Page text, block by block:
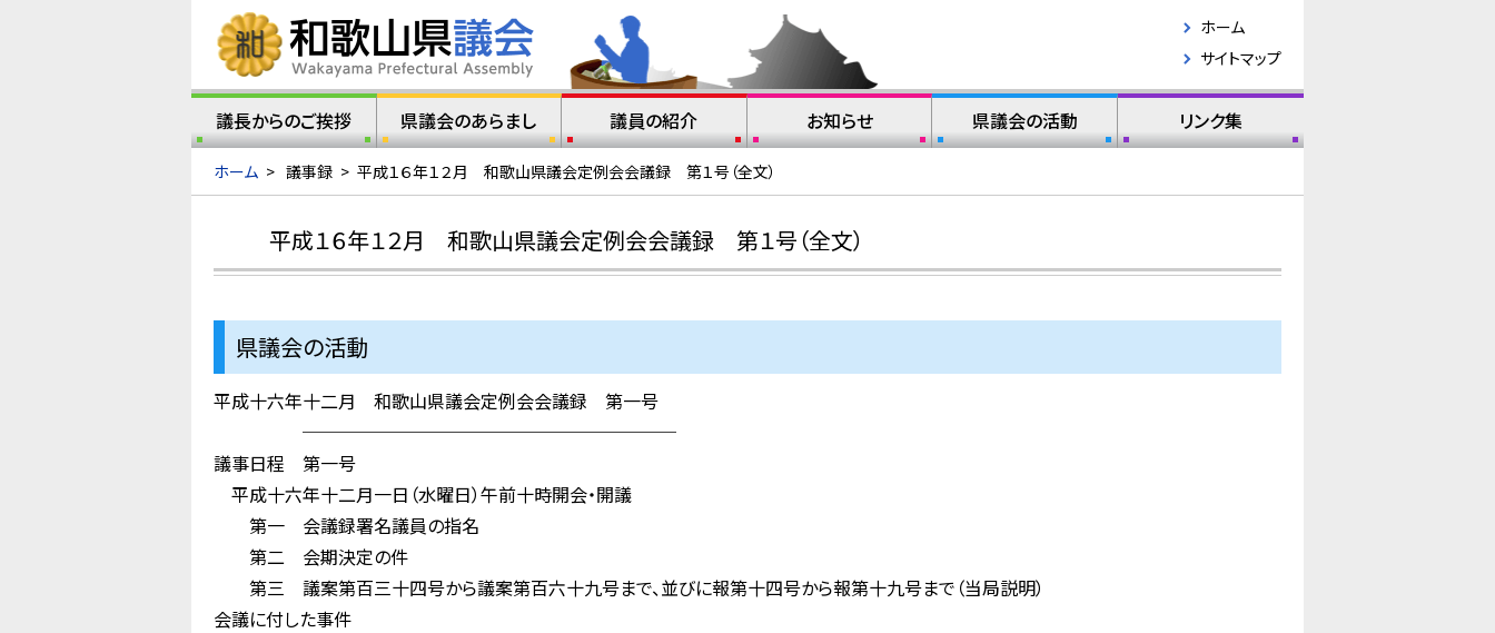
ホーム
サイトマップ
議長からのご挨拶 県議会のあらまし 議員の紹介 お知らせ 県議会の活動 リンク集
ホーム > 議事録 > 平成１６年１２月 和歌山県議会定例会会議録 第１号（全文）
平成１６年１２月 和歌山県議会定例会会議録 第１号（全文）
県議会の活動
平成十六年十二月 和歌山県議会定例会会議録 第一号
─────────────────────
議事日程 第一号
平成十六年十二月一日（水曜日）午前十時開会・開議
第一 会議録署名議員の指名
第二 会期決定の件
第三 議案第百三十四号から議案第百六十九号まで、並びに報第十四号から報第十九号まで（当局説明）
会議に付した事件